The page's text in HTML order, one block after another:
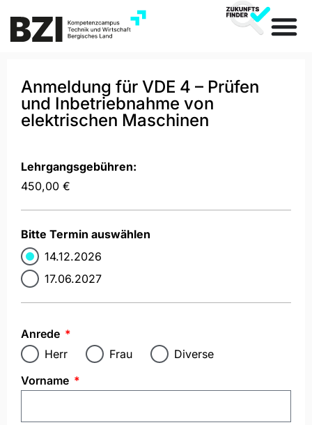
Anmeldung für VDE 4 – Prüfen
und Inbetriebnahme von
elektrischen Maschinen
Lehrgangsgebühren:
450,00 €
Bitte Termin auswählen
14.12.2026
17.06.2027
Anrede
Herr
Frau
Diverse
Vorname